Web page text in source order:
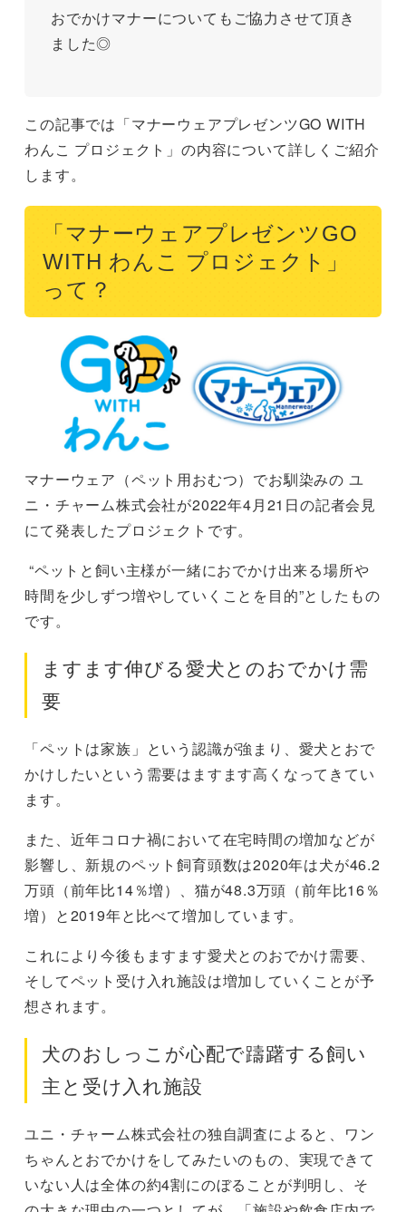
おでかけマナーについてもご協力させて頂き
ました◎
この記事では「マナーウェアプレゼンツGO WITH
わんこ プロジェクト」の内容について詳しくご紹介
します。
「マナーウェアプレゼンツGO
WITH わんこ プロジェクト」
って？
マナーウェア（ペット用おむつ）でお馴染みの ユ
ニ・チャーム株式会社が2022年4月21日の記者会見
にて発表したプロジェクトです。
“ペットと飼い主様が一緒におでかけ出来る場所や
時間を少しずつ増やしていくことを目的”としたもの
です。
ますます伸びる愛犬とのおでかけ需
要
「ペットは家族」という認識が強まり、愛犬とおで
かけしたいという需要はますます高くなってきてい
ます。
また、近年コロナ禍において在宅時間の増加などが
影響し、新規のペット飼育頭数は2020年は犬が46.2
万頭（前年比14％増）、猫が48.3万頭（前年比16％
増）と2019年と比べて増加しています。
これにより今後もますます愛犬とのおでかけ需要、
そしてペット受け入れ施設は増加していくことが予
想されます。
犬のおしっこが心配で躊躇する飼い
主と受け入れ施設
ユニ・チャーム株式会社の独自調査によると、ワン
ちゃんとおでかけをしてみたいのもの、実現できて
いない人は全体の約4割にのぼることが判明し、そ